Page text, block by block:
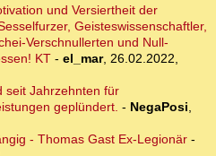
und Versiertheit der
Geisteswissenschaftler,
Verschnullerten und Null-
KT - el_mar, 26.02.2022,
seit Jahrzehnten für
geplündert. - NegaPosi,
- Thomas Gast Ex-Legionär-